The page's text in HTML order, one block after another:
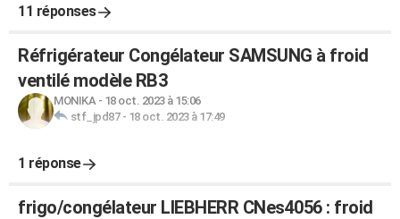
11 réponses
Réfrigérateur Congélateur SAMSUNG à froid
ventilé modèle RB3
MONIKA- 18 oct. 2023 à 15:06
stf_jpd87- 18 oct. 2023 à 17:49
1 réponse
frigo/congélateur LIEBHERR CNes4056 : froid